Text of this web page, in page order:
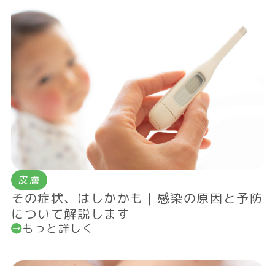
皮膚
その症状、はしかかも｜感染の原因と予防
について解説します
もっと詳しく